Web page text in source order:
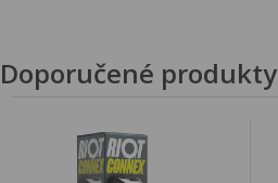
Doporučené produkty